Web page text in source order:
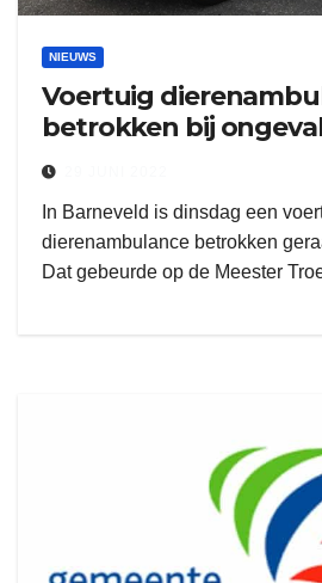
NIEUWS
Voertuig
betrokken bij
In Barneveld is dinsdag een
dierenambulance betrokken
Dat gebeurde op de Meester